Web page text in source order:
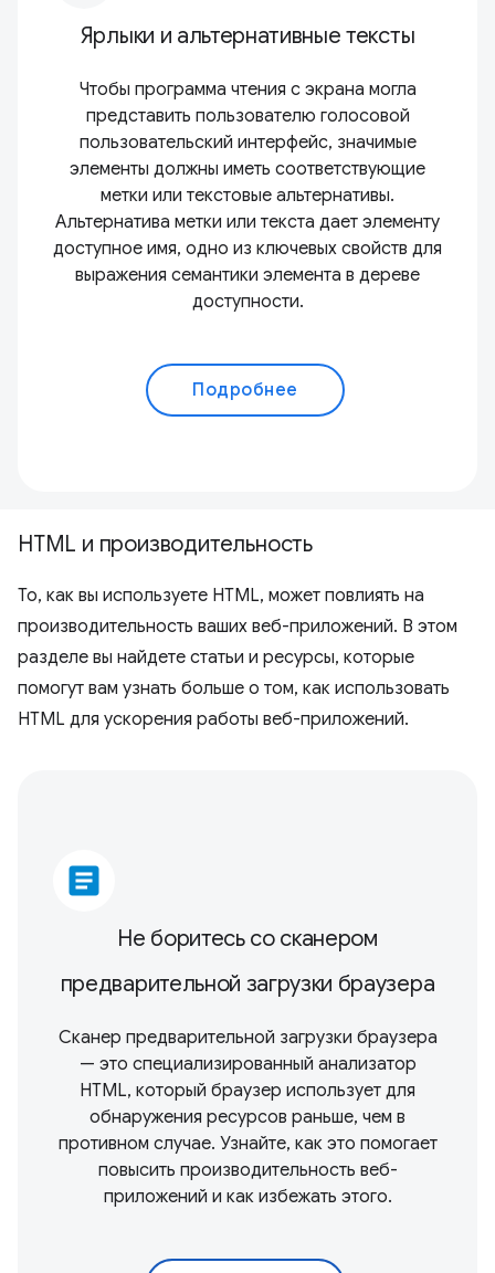
Ярлыки и альтернативные тексты
Чтобы программа чтения с экрана могла
представить пользователю голосовой
пользовательский интерфейс, значимые
элементы должны иметь соответствующие
метки или текстовые альтернативы.
Альтернатива метки или текста дает элементу
доступное имя, одно из ключевых свойств для
выражения семантики элемента в дереве
доступности.
Подробнее
HTML и производительность
То, как вы используете HTML, может повлиять на
производительность ваших веб-приложений. В этом
разделе вы найдете статьи и ресурсы, которые
помогут вам узнать больше о том, как использовать
HTML для ускорения работы веб-приложений.
article
Не боритесь со сканером
предварительной загрузки браузера
Сканер предварительной загрузки браузера
— это специализированный анализатор
HTML, который браузер использует для
обнаружения ресурсов раньше, чем в
противном случае. Узнайте, как это помогает
повысить производительность веб-
приложений и как избежать этого.